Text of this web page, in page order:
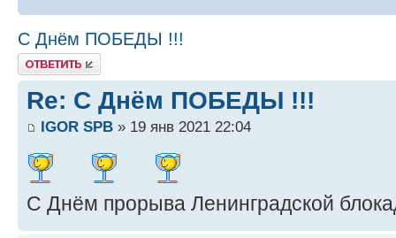
С Днём ПОБЕДЫ !!!
Ответить
Re: С Днём ПОБЕДЫ !!!
IGOR SPB » 19 янв 2021 22:04
С Днём прорыва Ленинградской